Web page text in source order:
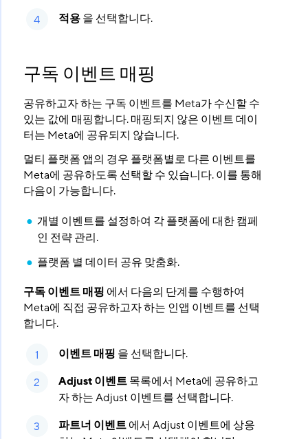
적용을 선택합니다.
구독 이벤트 매핑
공유하고자 하는 구독 이벤트를 Meta가 수신할 수
있는 값에 매핑합니다. 매핑되지 않은 이벤트 데이
터는 Meta에 공유되지 않습니다.
멀티 플랫폼 앱의 경우 플랫폼별로 다른 이벤트를
Meta에 공유하도록 선택할 수 있습니다. 이를 통해
다음이 가능합니다.
개별 이벤트를 설정하여 각 플랫폼에 대한 캠페
인 전략 관리.
플랫폼 별 데이터 공유 맞춤화.
구독 이벤트 매핑 에서 다음의 단계를 수행하여
Meta에 직접 공유하고자 하는 인앱 이벤트를 선택
합니다.
이벤트 매핑 을 선택합니다.
Adjust 이벤트목록에서 Meta에 공유하고
자 하는 Adjust 이벤트를 선택합니다.
파트너 이벤트에서 Adjust 이벤트에 상응